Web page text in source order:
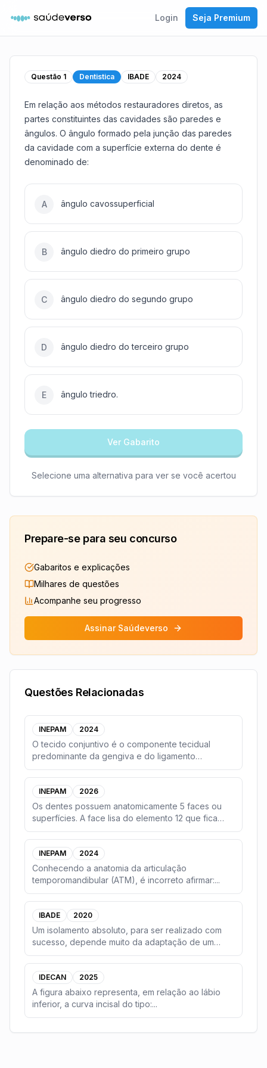
Login Seja Premium
Questão 1 Dentistica IBADE 2024
Em relação aos métodos restauradores diretos, as
partes constituintes das cavidades são paredes e
ângulos. O ângulo formado pela junção das paredes
da cavidade com a superfície externa do dente é
denominado de:
A ângulo cavossuperficial
B ângulo diedro do primeiro grupo
C ângulo diedro do segundo grupo
D ângulo diedro do terceiro grupo
E ângulo triedro.
Ver Gabarito
Selecione uma alternativa para ver se você acertou
Prepare-se para seu concurso
Gabaritos e explicações
Milhares de questões
Acompanhe seu progresso
Assinar Saúdeverso
Questões Relacionadas
INEPAM 2024
O tecido conjuntivo é o componente tecidual
predominante da gengiva e do ligamento
periodontal. O co...
INEPAM 2026
Os dentes possuem anatomicamente 5 faces ou
superfícies. A face lisa do elemento 12 que fica
voltada...
INEPAM 2024
Conhecendo a anatomia da articulação
temporomandibular (ATM), é incorreto afirmar:...
IBADE 2020
Um isolamento absoluto, para ser realizado com
sucesso, depende muito da adaptação de um
conjunto ar...
IDECAN 2025
A figura abaixo representa, em relação ao lábio
inferior, a curva incisal do tipo:...